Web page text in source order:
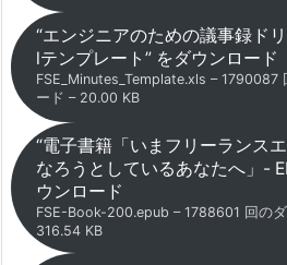
“エンジニアのための議事録ド
lテンプレート” をダウンロード
FSE_Minutes_Template.xls – 1790087
ード – 20.00 KB
“電子書籍「いまフリーランス
なろうとしているあなたへ」-
ウンロード
FSE-Book-200.epub – 1788601 回の
316.54 KB